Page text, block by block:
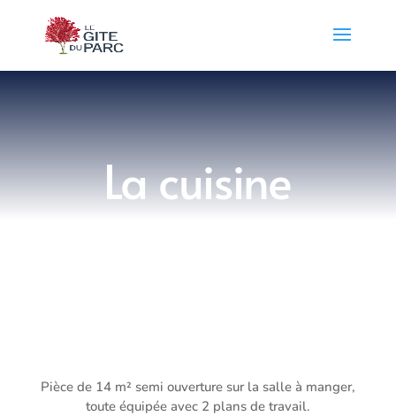
La cuisine
Pièce de 14 m² semi ouverture sur la salle à manger,
toute équipée avec 2 plans de travail.